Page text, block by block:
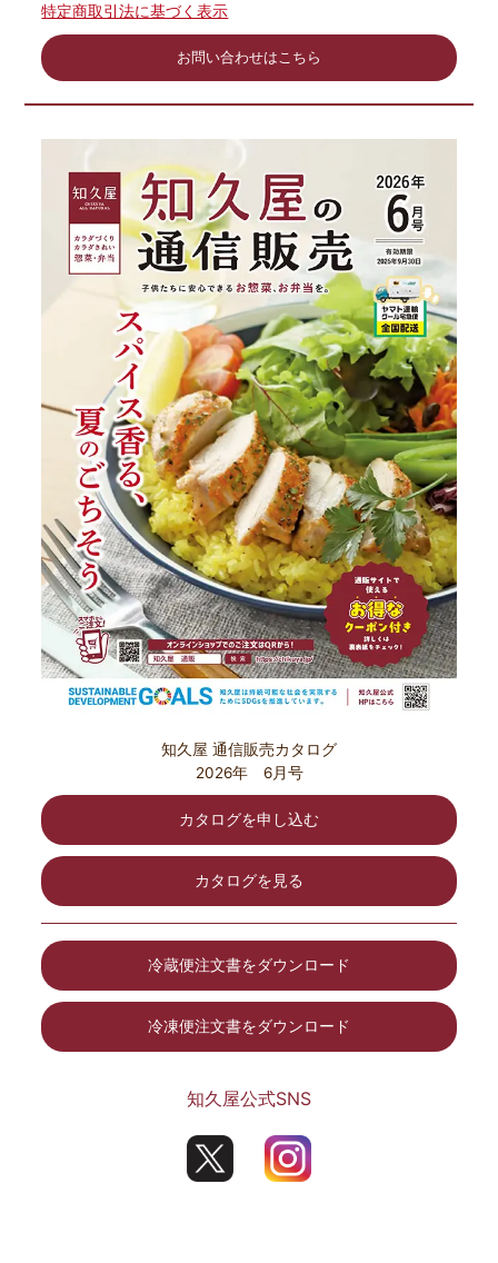
特定商取引法に基づく表示
お問い合わせはこちら
知久屋 通信販売カタログ
2026年 6月号
カタログを申し込む
カタログを見る
冷蔵便注文書をダウンロード
冷凍便注文書をダウンロード
知久屋公式SNS